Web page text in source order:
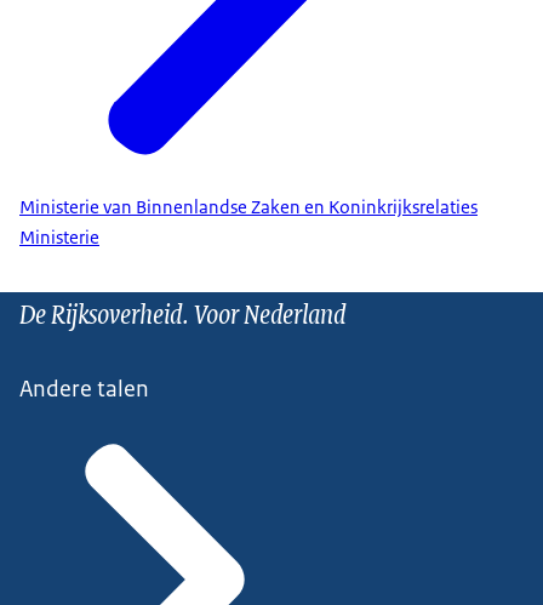
Ministerie van Binnenlandse Zaken en Koninkrijksrelaties
Ministerie
De Rijksoverheid. Voor Nederland
Andere talen